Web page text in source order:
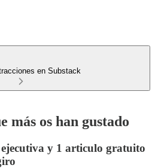
en Substack
más os han gustado
ejecutiva y 1 articulo gratuito